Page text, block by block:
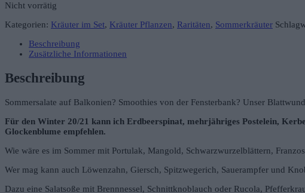
Nicht vorrätig
Kategorien: Kräuter im Set, Kräuter Pflanzen, Raritäten, Sommerkräuter
Beschreibung
Zusätzliche Informationen
Beschreibung
Sommersalate auf Balkonien? Smoothies von der Fensterbank? Unser
Für den Winter 20/21 kann ich Erdbeerspinat, mehrjähriges Postelein,
Glockenblume empfehlen.
Wie wäre es im Sommer mit Portulak, Mangold, Schwarzwurzelblättern,
Wer mag kann auch Löwenzahn, Giersch, Spitzwegerich, Sauerampfer und
Dazu eine Salatsoße mit Brennnessel, Schnittknoblauch oder Rucola,